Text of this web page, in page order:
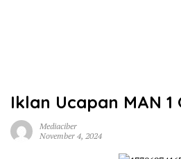
Iklan Ucapan MAN 1
Mediaciber
November 4, 2024